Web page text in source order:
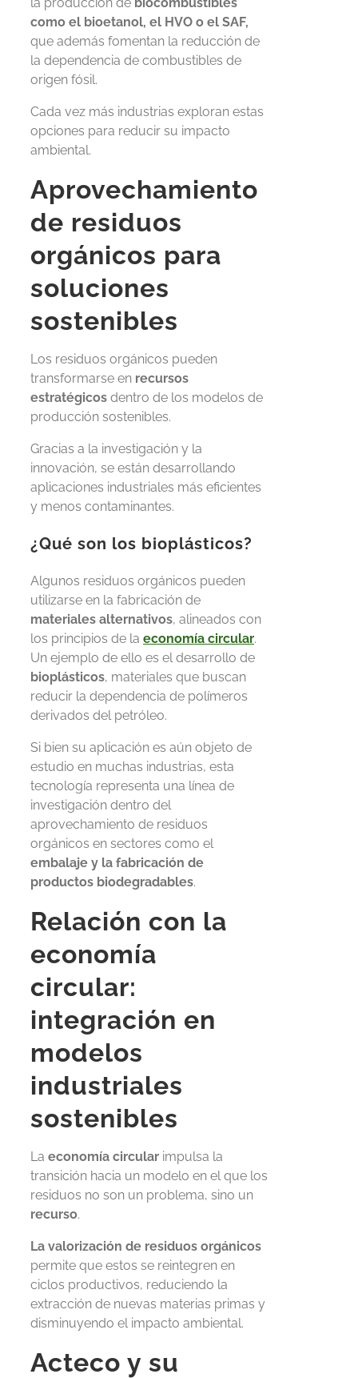
como el bioetanol, el HVO o el SAF,
que además fomentan la reducción de
la dependencia de combustibles de
origen fósil.
Cada vez más industrias exploran estas
opciones para reducir su impacto
ambiental.
Aprovechamiento
de residuos
orgánicos para
soluciones
sostenibles
Los residuos orgánicos pueden
transformarse en recursos
estratégicos dentro de los modelos de
producción sostenibles.
Gracias a la investigación y la
innovación, se están desarrollando
aplicaciones industriales más eficientes
y menos contaminantes.
¿Qué son los bioplásticos?
Algunos residuos orgánicos pueden
utilizarse en la fabricación de
materiales alternativos, alineados con
los principios de la economía circular.
Un ejemplo de ello es el desarrollo de
bioplásticos, materiales que buscan
reducir la dependencia de polímeros
derivados del petróleo.
Si bien su aplicación es aún objeto de
estudio en muchas industrias, esta
tecnología representa una línea de
investigación dentro del
aprovechamiento de residuos
orgánicos en sectores como el
embalaje y la fabricación de
productos biodegradables.
Relación con la
economía
circular:
integración en
modelos
industriales
sostenibles
La economía circular impulsa la
transición hacia un modelo en el que los
residuos no son un problema, sino un
recurso.
La valorización de residuos orgánicos
permite que estos se reintegren en
ciclos productivos, reduciendo la
extracción de nuevas materias primas y
disminuyendo el impacto ambiental.
Acteco y su